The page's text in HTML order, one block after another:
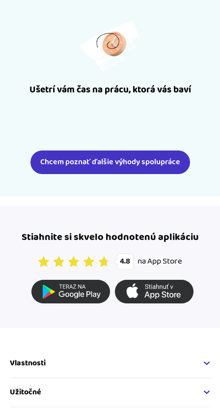
Ušetrí vám čas na prácu, ktorá vás baví
Chcem poznať ďalšie výhody spolupráce
Stiahnite si skvelo hodnotenú aplikáciu
4.8 na App Store
Vlastnosti
Fakturačné vlastnosti
Online fakturácia
Užitočné
Nápoveda